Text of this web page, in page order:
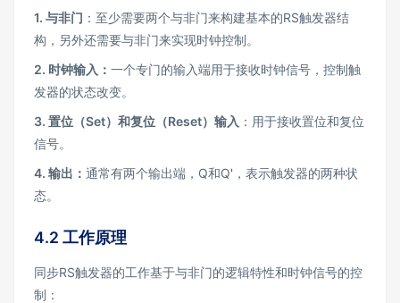
1. 与非门 ：至少需要两个与非门来构建基本的RS触发器结
构，另外还需要与非门来实现时钟控制。
2. 时钟输入： 一个专门的输入端用于接收时钟信号，控制触
发器的状态改变。
3. 置位（Set）和复位（Reset）输入 ：用于接收置位和复位
信号。
4. 输出： 通常有两个输出端，Q和Q'，表示触发器的两种状
态。
4.2 工作原理
同步RS触发器的工作基于与非门的逻辑特性和时钟信号的控
制：